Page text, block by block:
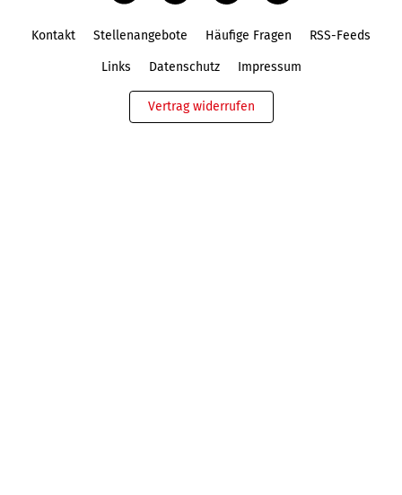
Kontakt Stellenangebote Häufige Fragen RSS-Feeds
Links Datenschutz Impressum
Vertrag widerrufen